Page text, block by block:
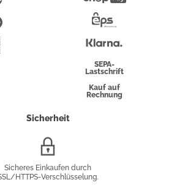
Maestro
Überweisung
SEPA-
Lastschrift
Kauf auf
Rechnung
Sicherheit
Sicheres Einkaufen durch
HTTPS-Verschlüsselung.